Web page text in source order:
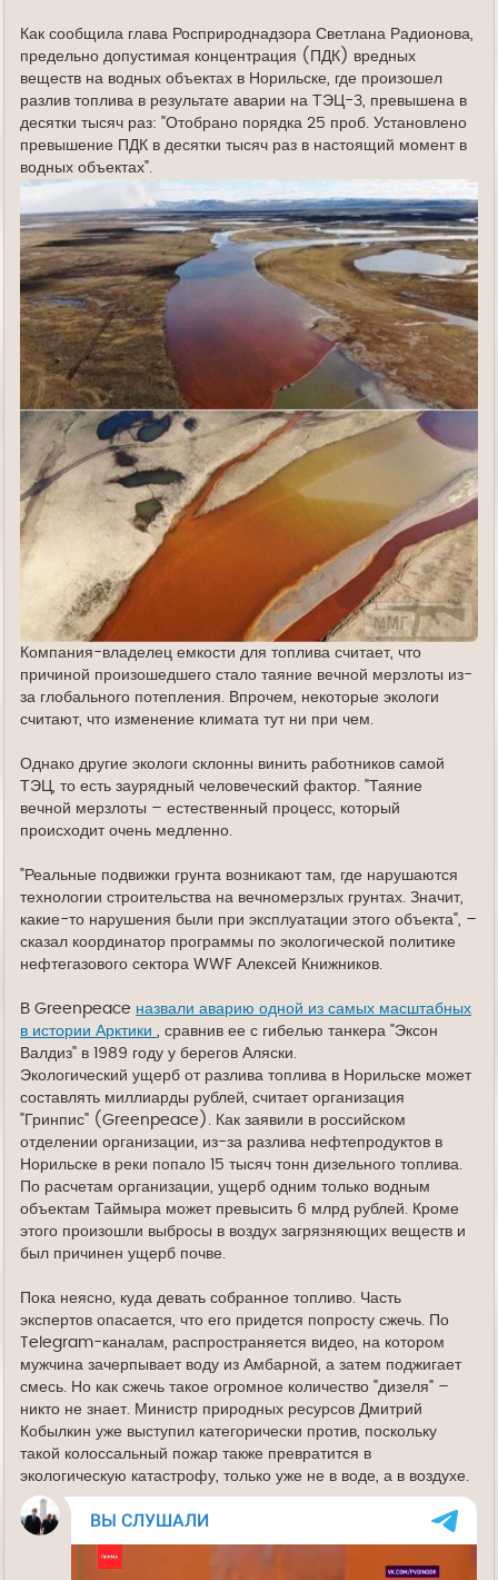
Как сообщила глава Росприроднадзора Светлана Радионова,
предельно допустимая концентрация (ПДК) вредных
веществ на водных объектах в Норильске, где произошел
разлив топлива в результате аварии на ТЭЦ-3, превышена в
десятки тысяч раз: "Отобрано порядка 25 проб. Установлено
превышение ПДК в десятки тысяч раз в настоящий момент в
водных объектах".
Компания-владелец емкости для топлива считает, что
причиной произошедшего стало таяние вечной мерзлоты из-
за глобального потепления. Впрочем, некоторые экологи
считают, что изменение климата тут ни при чем.
Однако другие экологи склонны винить работников самой
ТЭЦ, то есть заурядный человеческий фактор. "Таяние
вечной мерзлоты – естественный процесс, который
происходит очень медленно.
"Реальные подвижки грунта возникают там, где нарушаются
технологии строительства на вечномерзлых грунтах. Значит,
какие-то нарушения были при эксплуатации этого объекта", –
сказал координатор программы по экологической политике
нефтегазового сектора WWF Алексей Книжников.
В Greenpeace назвали аварию одной из самых масштабных
в истории Арктики, сравнив ее с гибелью танкера "Эксон
Валдиз" в 1989 году у берегов Аляски.
Экологический ущерб от разлива топлива в Норильске может
составлять миллиарды рублей, считает организация
"Гринпис" (Greenpeace). Как заявили в российском
отделении организации, из-за разлива нефтепродуктов в
Норильске в реки попало 15 тысяч тонн дизельного топлива.
По расчетам организации, ущерб одним только водным
объектам Таймыра может превысить 6 млрд рублей. Кроме
этого произошли выбросы в воздух загрязняющих веществ и
был причинен ущерб почве.
Пока неясно, куда девать собранное топливо. Часть
экспертов опасается, что его придется попросту сжечь. По
Telegram-каналам, распространяется видео, на котором
мужчина зачерпывает воду из Амбарной, а затем поджигает
смесь. Но как сжечь такое огромное количество "дизеля" –
никто не знает. Министр природных ресурсов Дмитрий
Кобылкин уже выступил категорически против, поскольку
такой колоссальный пожар также превратится в
экологическую катастрофу, только уже не в воде, а в воздухе.